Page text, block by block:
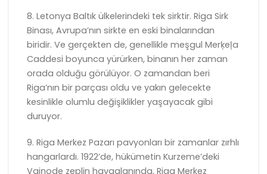
8. Letonya Baltık ülkelerindeki tek sirktir. Riga Sirk
Binası, Avrupa’nın sirkte en eski binalarından
biridir. Ve gerçekten de, genellikle meşgul Merķeļa
Caddesi boyunca yürürken, binanın her zaman
orada olduğu görülüyor. O zamandan beri
Riga’nın bir parçası oldu ve yakın gelecekte
kesinlikle olumlu değişiklikler yaşayacak gibi
duruyor.
9. Riga Merkez Pazarı pavyonları bir zamanlar zırhlı
hangarlardı. 1922’de, hükümetin Kurzeme’deki
Vaiņode zeplin havaalanında, Riga Merkez